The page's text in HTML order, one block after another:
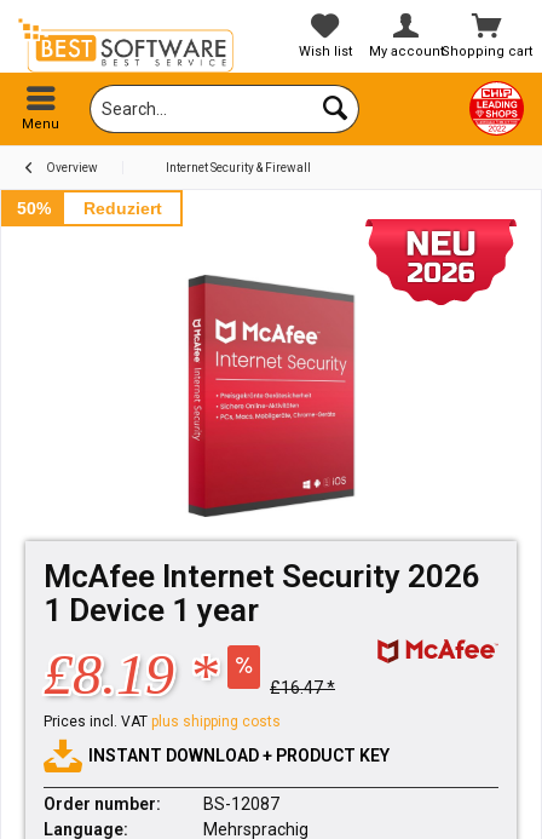
Shopping cart
Wish list My account
Menu
Overview Internet Security & Firewall
50% Reduziert
McAfee Internet Security 2026
1 Device 1 year
£8.19 * £16.47 *
Prices incl. VAT plus shipping costs
INSTANT DOWNLOAD + PRODUCT KEY
Order number:
BS-12087
Language:
Mehrsprachig